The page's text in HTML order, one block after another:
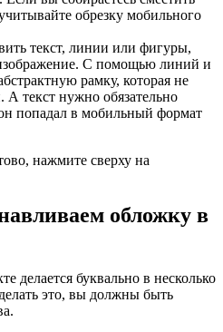
обрезку мобильного
текст, линии или фигуры,
С помощью линий и
рамку, которая не
А текст нужно обязательно
попадал в мобильный формат
нажмите сверху на
обложку в
делается буквально в несколько
это, вы должны быть